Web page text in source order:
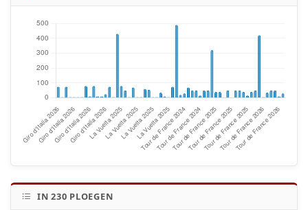
IN230 PLOEGEN